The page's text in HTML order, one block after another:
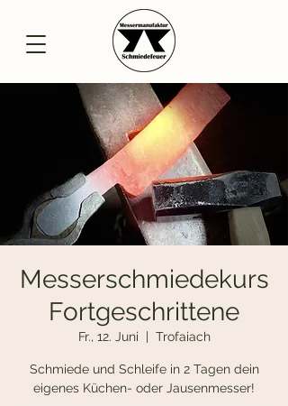
Messerschmiedekurs
Fortgeschrittene
Fr., 12. Juni
  |
Trofaiach
Schmiede und Schleife in 2 Tagen dein
eigenes Küchen- oder Jausenmesser!